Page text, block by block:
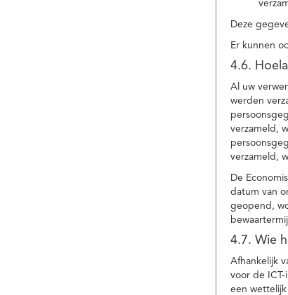
Deze
Er kunnen
4.6.
Al uw
werden
verzameld,
verzameld,
De
datum van
geopend,
4.7. Wie
Afhankelijk
voor de
een